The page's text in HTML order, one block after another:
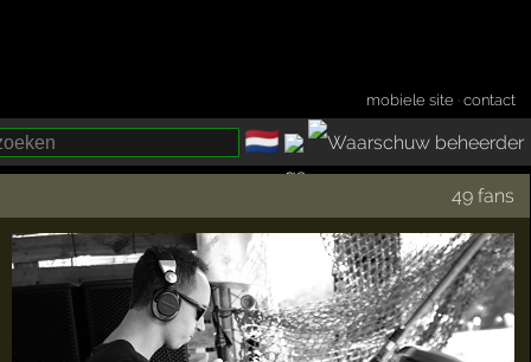
mobiele site ·contact
🇳🇱
49 fans